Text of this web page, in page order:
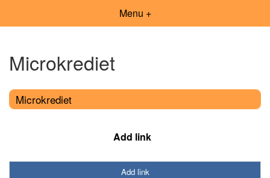
Menu +
Microkrediet
Microkrediet
Add link
Add link